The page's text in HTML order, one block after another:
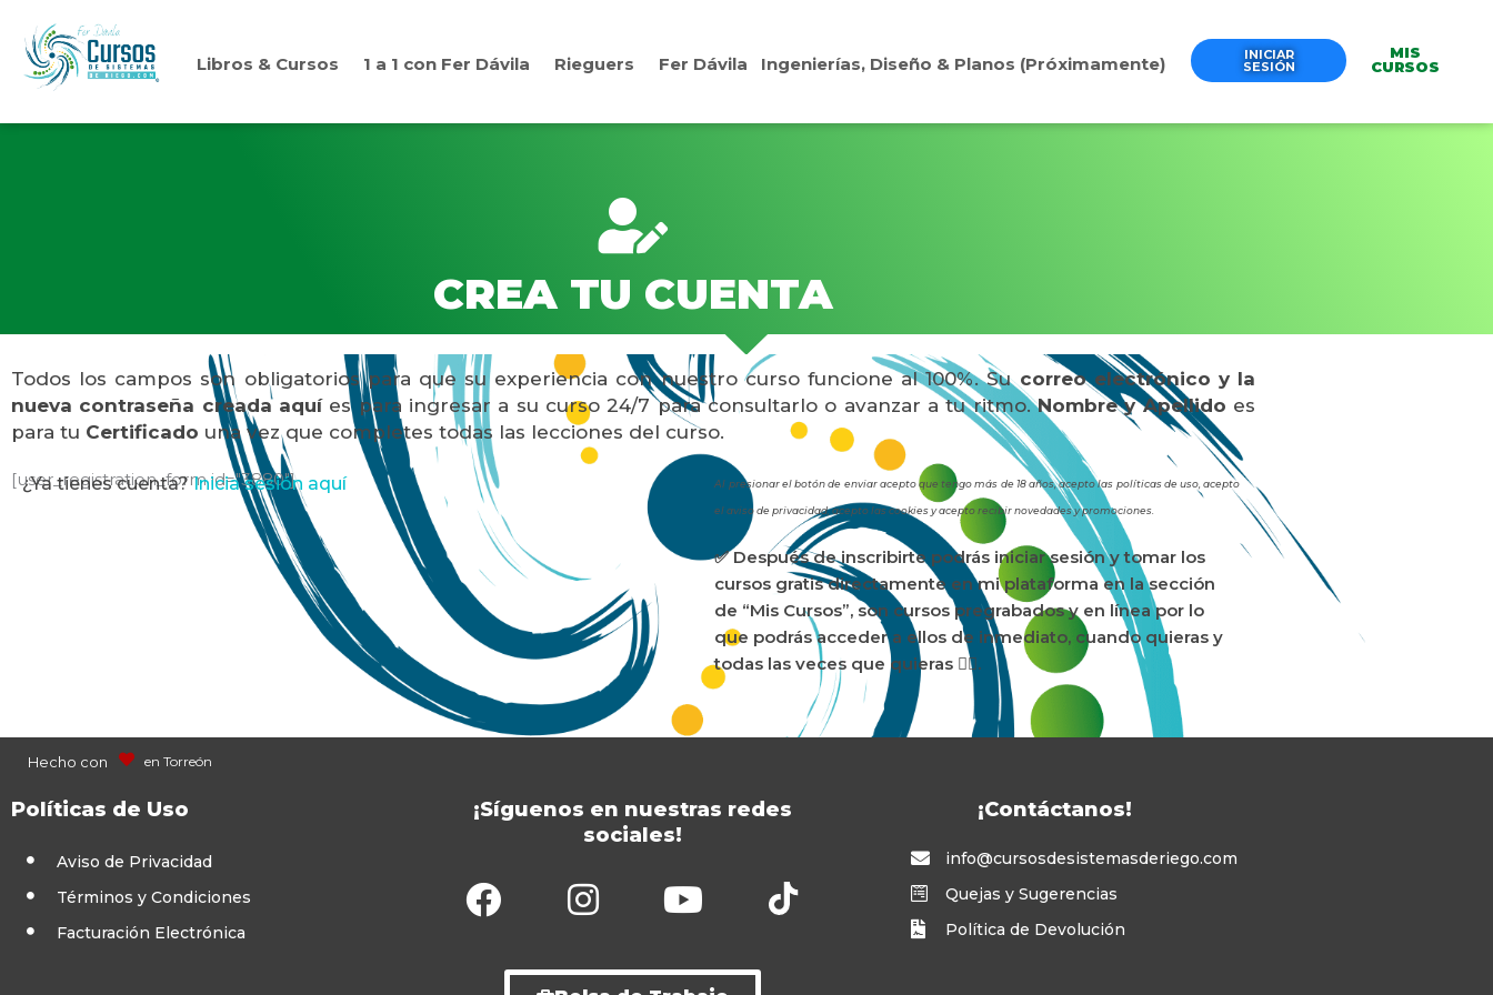
contenido
Libros & Cursos 1 a 1 con Fer Dávila Rieguers Fer Dávila Ingenierías, Diseño & Planos (Próximamente) INICIAR
SESIÓN
MIS
CURSOS
CREA TU CUENTA
Todos los campos son obligatorios para que su experiencia con nuestro curso funcione al 100%. Sucorreo electrónico y la
nueva contraseña creada aquíes para ingresar a su curso 24/7 para consultarlo o avanzar a tu ritmo.Nombre y Apellido es
para tu Certificado una vez que completes todas las lecciones del curso.
[user_registration_form id="3880"]
¿Ya tienes cuenta?Inicia sesión aquí Al presionar el botón de enviar acepto que tengo más de 18 años, acepto las políticas de uso, acepto
el aviso de privacidad, acepto las cookies y acepto recibir novedades y promociones.
✅ Después de inscribirte podrás iniciar sesión y tomar los
cursos gratis directamente en mi plataforma en la sección
de “Mis Cursos”, son cursos pregrabados y en línea por lo
que podrás acceder a ellos de inmediato, cuando quieras y
todas las veces que quieras 👍🏻.
Hecho con en Torreón
Políticas de Uso
Aviso de Privacidad
Términos y Condiciones
Facturación Electrónica
¡Síguenos en nuestras redes
sociales!
¡Contáctanos!
info@cursosdesistemasderiego.com
Quejas y Sugerencias
Política de Devolución